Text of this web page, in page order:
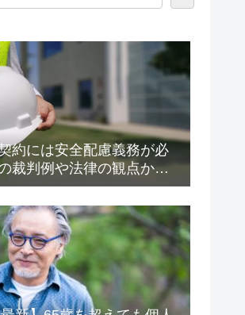
約には安全配慮義務が必
裁判例や法律の観点から
！